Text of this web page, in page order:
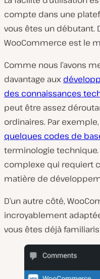
compte dans une
vous êtes un débutant.
WooCommerce est le
Comme nous l’avons
davantage aux
des connaissances
peut être assez
ordinaires. Par
quelques codes de
terminologie technique.
complexe qui requiert
matière de
D’un autre côté,
incroyablement
vous êtes déjà